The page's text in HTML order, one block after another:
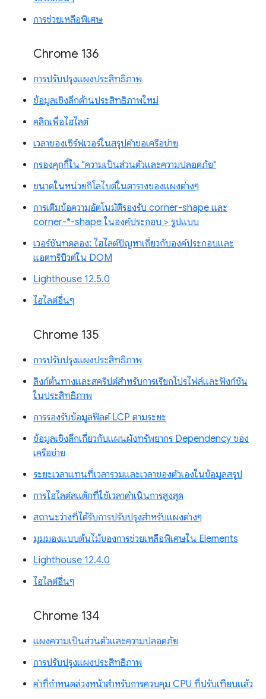
การช่วยเหลือพิเศษ
Chrome 136
การปรับปรุงแผงประสิทธิภาพ
ข้อมูลเชิงลึกด้านประสิทธิภาพใหม่
คลิกเพื่อไฮไลต์
เวลาของเซิร์ฟเวอร์ในสรุปคำขอเครือข่าย
กรองคุกกี้ใน "ความเป็นส่วนตัวและความปลอดภัย"
ขนาดในหน่วยกิโลไบต์ในตารางของแผงต่างๆ
การเติมข้อความอัตโนมัติรองรับ corner-shape และ
corner-*-shape ในองค์ประกอบ > รูปแบบ
เวอร์ชันทดลอง: ไฮไลต์ปัญหาเกี่ยวกับองค์ประกอบและ
แอตทริบิวต์ใน DOM
Lighthouse 12.5.0
ไฮไลต์อื่นๆ
Chrome 135
การปรับปรุงแผงประสิทธิภาพ
ลิงก์ต้นทางและสคริปต์สำหรับการเรียกโปรไฟล์และฟังก์ชัน
ในประสิทธิภาพ
การรองรับข้อมูลฟิลด์ LCP ตามระยะ
ข้อมูลเชิงลึกเกี่ยวกับแผนผังทรัพยากร Dependency ของ
เครือข่าย
ระยะเวลาแทนที่เวลารวมและเวลาของตัวเองในข้อมูลสรุป
การไฮไลต์สแต็กที่ใช้เวลาดำเนินการสูงสุด
สถานะว่างที่ได้รับการปรับปรุงสำหรับแผงต่างๆ
มุมมองแบบต้นไม้ของการช่วยเหลือพิเศษใน Elements
Lighthouse 12.4.0
ไฮไลต์อื่นๆ
Chrome 134
แผงความเป็นส่วนตัวและความปลอดภัย
การปรับปรุงแผงประสิทธิภาพ
ค่าที่กำหนดล่วงหน้าสำหรับการควบคุม CPU ที่ปรับเทียบแล้ว